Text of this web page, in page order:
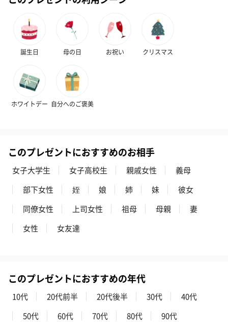
（660円）
スイーツ
スイーツを同梱してお届けいたします。ギフトへの＋αにおすすめ
です。
ゼリーバウム カット
円）
麦わらパンダバウム
3層デザート
スキンケアグッズ
スキンケアグッズを同梱してお届けします。
誕生日 母の日 お祝い クリスマス
ホワイトデー 自分へのご褒美
このプレゼントにおすすめのお相手
女子大学生 女子高校生 親戚女性
義母
部下女性
姪 娘 姉 妹
彼女
同僚女性
上司女性 祖母 母親
妻
女性
女友達
このプレゼントにおすすめの年代
10代 20代前半 20代後半 30代
40代
50代
60代 70代 80代 90代